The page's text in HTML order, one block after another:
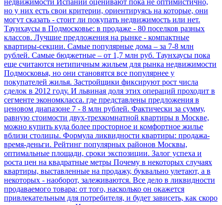
но у них есть свои критерии, ориентируясь на которые, они
могут сказать - стоит ли покупать недвижимость или нет.
Таунхаусы в Подмосковье: в продаже - 80 поселков разных
классов. Лучшие предложения на рынке - компактные
квартиры-секции. Самые популярные дома – за 7-8 млн
рублей. Самые бюджетные – от 1,7 млн руб. Таунхаусы пока
еще считаются нетипичным жильем для рынка недвижимости
Подмосковья, но они становятся все популярнее у
покупателей жилья. Застройщики фиксируют рост числа
сделок в 2012 году. И львиная доля этих операций проходит в
сегменте экономкласса. где представлены предложения в
ценовом диапазоне 7 - 8 млн рублей. Фактически за сумму,
равную стоимости двух-трехкомнатной квартиры в Москве,
можно купить куда более просторное и комфортное жилье
вблизи столицы. Формула ликвидности квартиры: продажа-
время-деньги. Рейтинг популярных районов Москвы,
оптимальные площади, сроки экспозиции. Залог успеха и
роста цен на квадратные метры Почему в некоторых случаях
квартиры, выставленные на продажу, буквально улетают, а в
некоторых - наоборот, залеживаются. Все дело в ликвидности
продаваемого товара: от того, насколько он окажется
привлекательным для потребителя, и будет зависеть, как скоро